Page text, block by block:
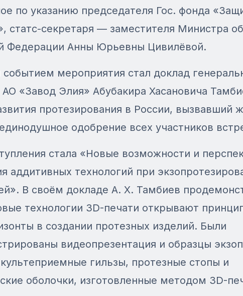
по указанию председателя Гос. фонда
статс-секретаря — заместителя Министра
Федерации Анны Юрьевны Цивилёвой.
мероприятия стал доклад
«Завод Элия» Абубакира Хасановича
протезирования в России, вызвавший
одобрение всех участников
стала «Новые возможности и
аддитивных технологий при
В своём докладе А. Х. Тамбиев
технологии 3D-печати открывают
в создании протезных изделий. Были
видеопрезентация и образцы
гильзы, протезные стопы и
оболочки, изготовленные методом 3D-